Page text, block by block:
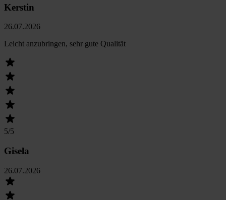
Kerstin
26.07.2026
Leicht anzubringen, sehr gute Qualität
5/5
Gisela
26.07.2026